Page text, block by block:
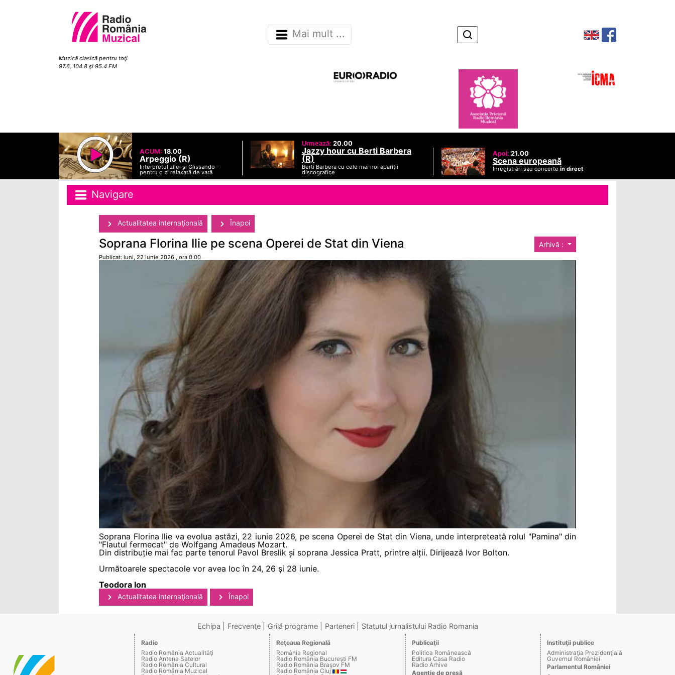
Muzică clasică pentru toţi
97.6, 104.8 şi 95.4 FM
Mai mult ...
ACUM: 18.00
Arpeggio (R)
Interpretul zilei și Glissando -
pentru o zi relaxată de vară
Urmează: 20.00
Jazzy hour cu Berti Barbera
(R)
Berti Barbera cu cele mai noi apariții
discografice
Apoi: 21.00
Scena europeană
Înregistrări sau concerteîn direct
Navigare
Actualitatea internaţională Înapoi
Arhivă :
Soprana Florina Ilie pe scena Operei de Stat din Viena
Publicat: luni, 22 Iunie 2026 , ora 0.00
Soprana Florina Ilie va evolua astăzi, 22 iunie 2026, pe scena Operei de Stat din Viena, unde interpreteată rolul "Pamina" din
"Flautul fermecat" de Wolfgang Amadeus Mozart.
Din distribuție mai fac parte tenorul Pavol Breslik și soprana Jessica Pratt, printre alții. Dirijează Ivor Bolton.
Următoarele spectacole vor avea loc în 24, 26 şi 28 iunie.
Teodora Ion
Actualitatea internaţională Înapoi
Echipa Frecvenţe Grilă programe Parteneri Statutul jurnalistului Radio Romania
Radio
Radio România Actualităţi
Radio Antena Satelor
Radio România Cultural
Radio România Muzical
Reţeaua Regională
România Regional
Radio România Bucureşti FM
Radio România Braşov FM
Radio România Cluj
Publicaţii
Politica Românească
Editura Casa Radio
Radio Arhive
Agenţie de presă
Instituţii publice
Administraţia Prezidenţială
Guvernul României
Parlamentul României